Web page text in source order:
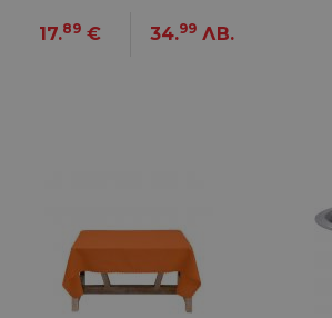
17.89 € 34.99 ЛВ.
Тази бисквитка се използва за
Това е от полза за уебсайта, за да се
използването на техния уебсайт.
1 година
1 месец
Използва се за влизане с Google